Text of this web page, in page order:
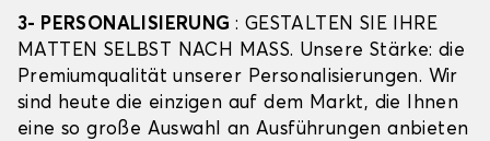
3- PERSONALISIERUNG : GESTALTEN SIE IHRE
MATTEN SELBST NACH MASS. Unsere Stärke: die
Premiumqualität unserer Personalisierungen. Wir
sind heute die einzigen auf dem Markt, die Ihnen
eine so große Auswahl an Ausführungen anbieten